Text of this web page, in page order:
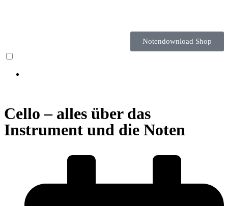
Notendownload Shop
Cello – alles über das
Instrument und die Noten